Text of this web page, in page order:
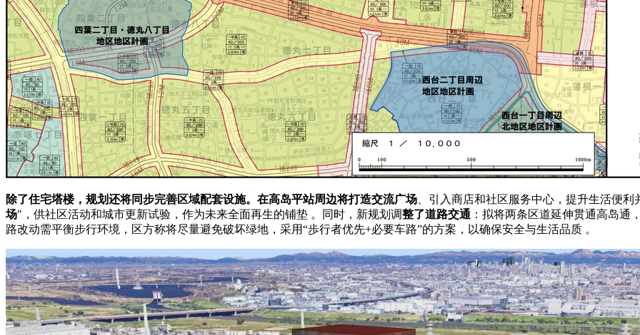
除了住宅塔楼，规划还将同步完善区域配套设施。在高岛平站周边将打造交流广场 、引入商店和社区服务中心，提升生活便
场"，供社区活动和城市更新试验，作为未来全面再生的铺垫 。同时，新规划调整了道路交通 ：拟将两条区道延伸贯通高岛通
路改动需平衡步行环境，区方称将尽量避免破坏绿地，采用“歩行者优先+必要车路”的方案，以确保安全与生活品质 。